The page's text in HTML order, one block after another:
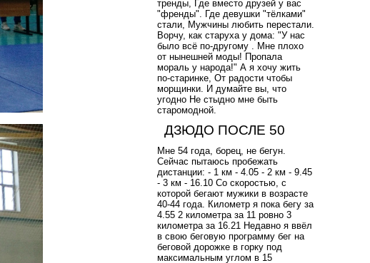
тренды, Где вместо друзей у вас
"френды". Где девушки "тёлками"
стали, Мужчины любить перестали.
Ворчу, как старуха у дома: "У нас
было всё по-другому . Мне плохо
от нынешней моды! Пропала
мораль у народа!" А я хочу жить
по-старинке, От радости чтобы
морщинки. И думайте вы, что
угодно Не стыдно мне быть
старомодной.
ДЗЮДО ПОСЛЕ 50
Мне 54 года, борец, не бегун.
Сейчас пытаюсь пробежать
дистанции: - 1 км - 4.05 - 2 км - 9.45
- 3 км - 16.10 Со скоростью, с
которой бегают мужики в возрасте
40-44 года. Километр я пока бегу за
4.55 2 километра за 11 ровно 3
километра за 16.21 Недавно я ввёл
в свою беговую программу бег на
беговой дорожке в горку под
максимальным углом в 15